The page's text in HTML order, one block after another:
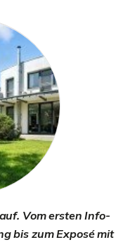
Vom ersten Info-
bis zum Exposé mit